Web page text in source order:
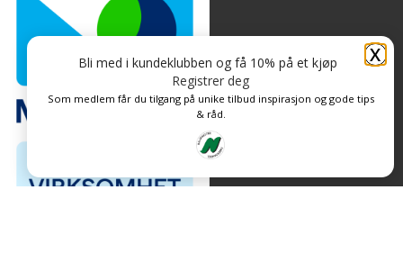
X
Bli med i kundeklubben og få 10% på et kjøp
Registrer deg
Som medlem får du tilgang på unike tilbud inspirasjon og gode tips
& råd.